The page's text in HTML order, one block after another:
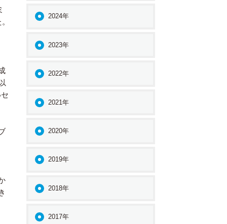
2024年
2023年
2022年
2021年
2020年
2019年
2018年
2017年